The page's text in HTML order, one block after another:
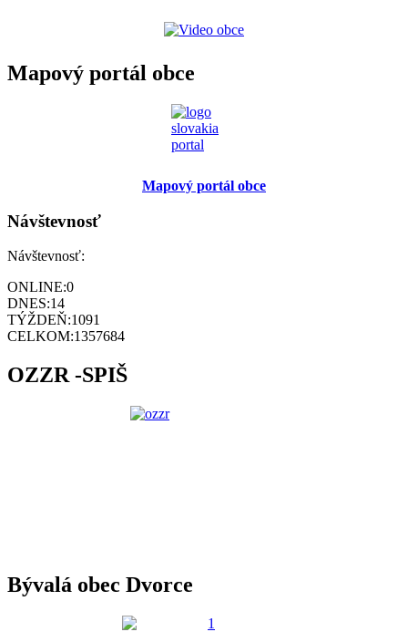
Mapový portál obce
Mapový portál obce
Návštevnosť
Návštevnosť:
ONLINE:0
DNES:14
TÝŽDEŇ:1091
CELKOM:1357684
OZZR -SPIŠ
Bývalá obec Dvorce